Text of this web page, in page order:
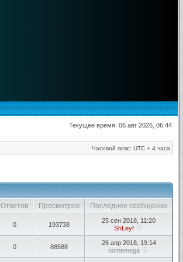
Текущее время: 06 авг 2026, 06:44
Часовой пояс: UTC + 4 часа
Ответов Просмотров
Последнее сообщение
0 193738
25 сен 2018, 11:20
ShLeyf
0 88588
26 апр 2018, 19:14
nomemega